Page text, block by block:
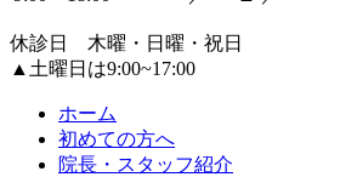
休診日 木曜・日曜・祝日
▲土曜日は9:00~17:00
ホーム
初めての方へ
院長・スタッフ紹介